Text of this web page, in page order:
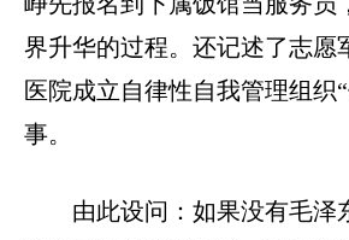
界升华的过程。还记述了志愿
医院成立自律性自我管理组织
事。
由此设问：如果没有毛泽